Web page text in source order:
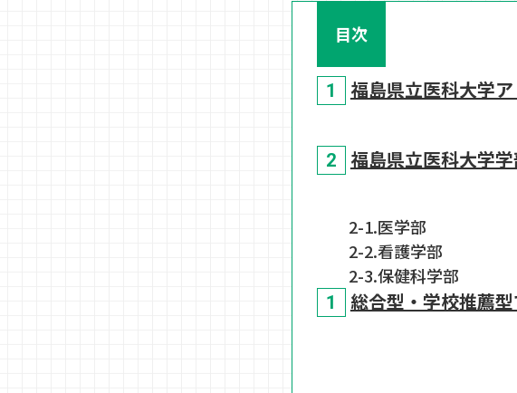
目次
福島県立医科大学
福島県立医科大学
2-1.医学部
2-2.看護学部
2-3.保健科学部
総合型・学校推薦